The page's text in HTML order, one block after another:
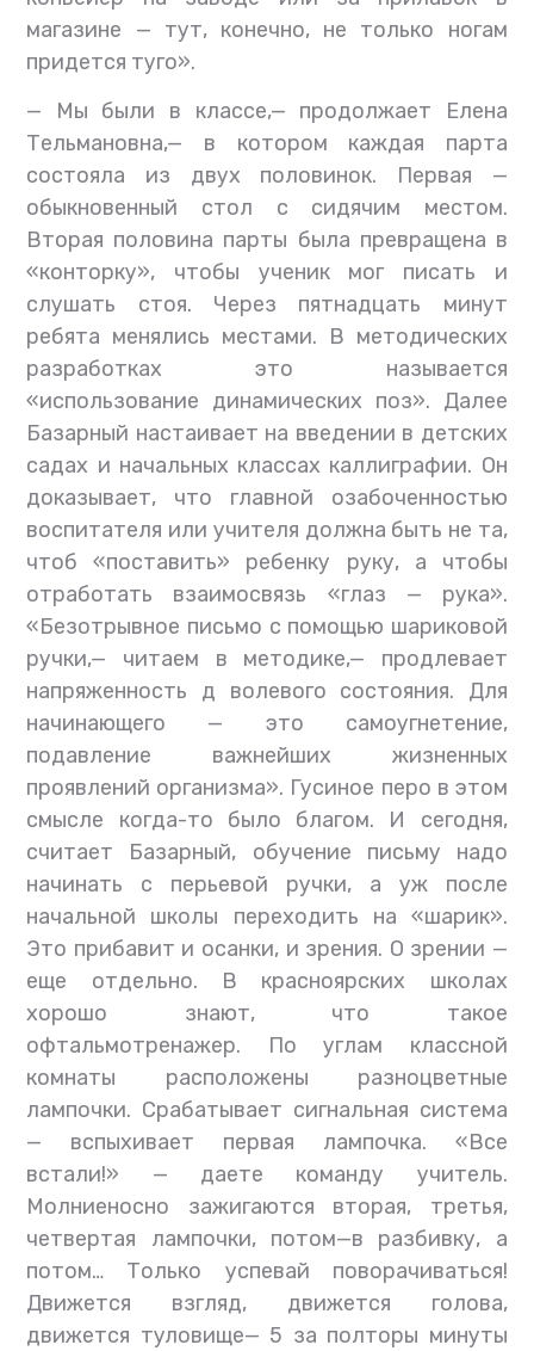
магазине — тут, конечно, не только ногам
придется туго».
— Мы были в классе,— продолжает Елена
Тельмановна,— в котором каждая парта
состояла из двух половинок. Первая —
обыкновенный стол с сидячим местом.
Вторая половина парты была превращена в
«конторку», чтобы ученик мог писать и
слушать стоя. Через пятнадцать минут
ребята менялись местами. В методических
разработках это называется
«использование динамических поз». Далее
Базарный настаивает на введении в детских
садах и начальных классах каллиграфии. Он
доказывает, что главной озабоченностью
воспитателя или учителя должна быть не та,
чтоб «поставить» ребенку руку, а чтобы
отработать взаимосвязь «глаз — рука».
«Безотрывное письмо с помощью шариковой
ручки,— читаем в методике,— продлевает
напряженность д волевого состояния. Для
начинающего — это самоугнетение,
подавление важнейших жизненных
проявлений организма». Гусиное перо в этом
смысле когда-то было благом. И сегодня,
считает Базарный, обучение письму надо
начинать с перьевой ручки, а уж после
начальной школы переходить на «шарик».
Это прибавит и осанки, и зрения. О зрении —
еще отдельно. В красноярских школах
хорошо знают, что такое
офтальмотренажер. По углам классной
комнаты расположены разноцветные
лампочки. Срабатывает сигнальная система
— вспыхивает первая лампочка. «Все
встали!» — даете команду учитель.
Молниеносно зажигаются вторая, третья,
четвертая лампочки, потом—в разбивку, а
потом… Только успевай поворачиваться!
Движется взгляд, движется голова,
движется туловище— 5 за полторы минуты